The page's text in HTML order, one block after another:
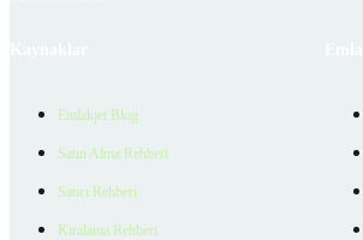
Emlakjet Blog
Satın Alma Rehberi
Satıcı Rehberi
Kiralama Rehberi